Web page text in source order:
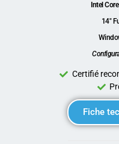
Intel
14″
Certifié
Fiche